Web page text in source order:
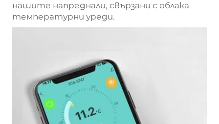
нашите напреднали, свързани с облака
температурни уреди.